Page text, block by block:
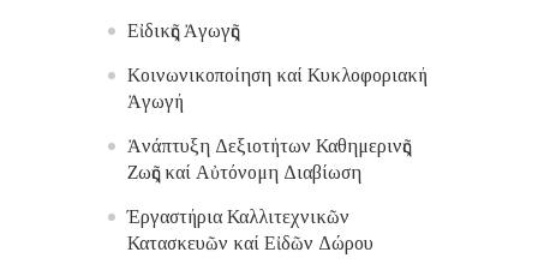
Εἰδικῆς Ἀγωγῆς
Κοινωνικοποίηση καί Κυκλοφοριακή
Ἀγωγή
Ἀνάπτυξη Δεξιοτήτων Καθημερινῆς
Ζωῆς καί Αὐτόνομη Διαβίωση
Έργαστήρια Καλλιτεχνικῶν
Κατασκευῶν καί Εἰδῶν Δώρου